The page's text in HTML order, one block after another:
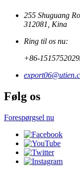
255 Shuguang
312081, Kina
Ring til os nu:
+86-
Følg os
Forespørgsel nu